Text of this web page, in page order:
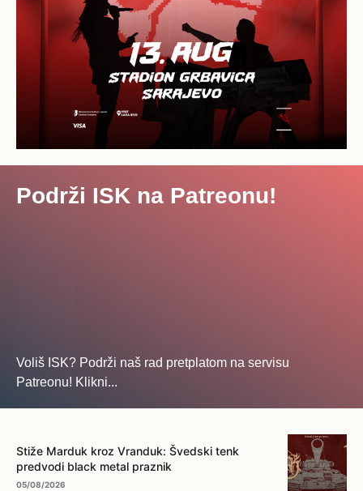
Podrži ISK na Patreonu!
Voliš ISK? Podrži naš rad pretplatom na servisu
Patreonu! Klikni...
Stiže Marduk kroz Vranduk: Švedski tenk
predvodi black metal praznik
05/08/2026